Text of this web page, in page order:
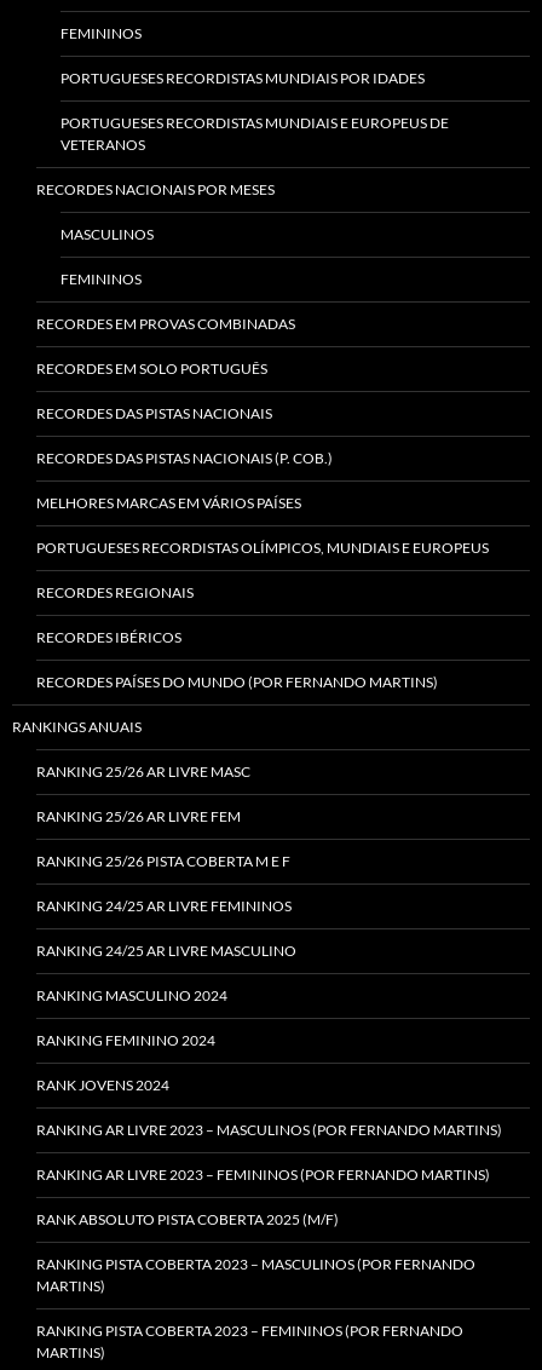
FEMININOS
PORTUGUESES RECORDISTAS MUNDIAIS POR IDADES
PORTUGUESES RECORDISTAS MUNDIAIS E EUROPEUS DE
VETERANOS
RECORDES NACIONAIS POR MESES
MASCULINOS
FEMININOS
RECORDES EM PROVAS COMBINADAS
RECORDES EM SOLO PORTUGUÊS
RECORDES DAS PISTAS NACIONAIS
RECORDES DAS PISTAS NACIONAIS (P. COB.)
MELHORES MARCAS EM VÁRIOS PAÍSES
PORTUGUESES RECORDISTAS OLÍMPICOS, MUNDIAIS E EUROPEUS
RECORDES REGIONAIS
RECORDES IBÉRICOS
RECORDES PAÍSES DO MUNDO (POR FERNANDO MARTINS)
RANKINGS ANUAIS
RANKING 25/26 AR LIVRE MASC
RANKING 25/26 AR LIVRE FEM
RANKING 25/26 PISTA COBERTA M E F
RANKING 24/25 AR LIVRE FEMININOS
RANKING 24/25 AR LIVRE MASCULINO
RANKING MASCULINO 2024
RANKING FEMININO 2024
RANK JOVENS 2024
RANKING AR LIVRE 2023 – MASCULINOS (POR FERNANDO MARTINS)
RANKING AR LIVRE 2023 – FEMININOS (POR FERNANDO MARTINS)
RANK ABSOLUTO PISTA COBERTA 2025 (M/F)
RANKING PISTA COBERTA 2023 – MASCULINOS (POR FERNANDO
MARTINS)
RANKING PISTA COBERTA 2023 – FEMININOS (POR FERNANDO
MARTINS)